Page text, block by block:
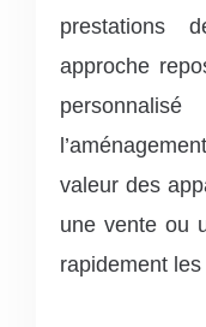
prestations
approche
valeur des
une vente ou
rapidement